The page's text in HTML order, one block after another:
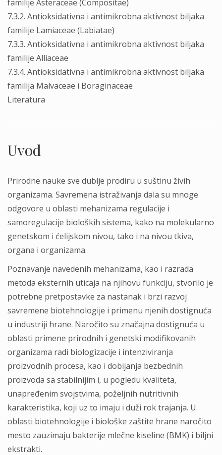
familije Asteraceae (Compositae)
7.3.2. Antioksidativna i antimikrobna aktivnost biljaka
familije Lamiaceae (Labiatae)
7.3.3. Antioksidativna i antimikrobna aktivnost biljaka
familije Alliaceae
7.3.4. Antioksidativna i antimikrobna aktivnost biljaka
familija Malvaceae i Boraginaceae
Literatura
Uvod
Prirodne nauke sve dublje prodiru u suštinu živih
organizama. Savremena istraživanja dala su mnoge
odgovore u oblasti mehanizama regulacije i
samoregulacije bioloških sistema, kako na molekularno
genetskom i ćelijskom nivou, tako i na nivou tkiva,
organa i organizama.
Poznavanje navedenih mehanizama, kao i razrada
metoda eksternih uticaja na njihovu funkciju, stvorilo je
potrebne pretpostavke za nastanak i brzi razvoj
savremene biotehnologije i primenu njenih dostignuća
u industriji hrane. Naročito su značajna dostignuća u
oblasti primene prirodnih i genetski modifikovanih
organizama radi biologizacije i intenziviranja
proizvodnih procesa, kao i dobijanja bezbednih
proizvoda sa stabilnijim i, u pogledu kvaliteta,
unapređenim svojstvima, poželjnih nutritivnih
karakteristika, koji uz to imaju i duži rok trajanja. U
oblasti biotehnologije i biološke zaštite hrane naročito
mesto zauzimaju bakterije mlečne kiseline (BMK) i biljni
ekstrakti.